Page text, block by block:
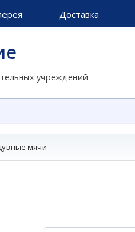
Доставка
учреждений
мячи